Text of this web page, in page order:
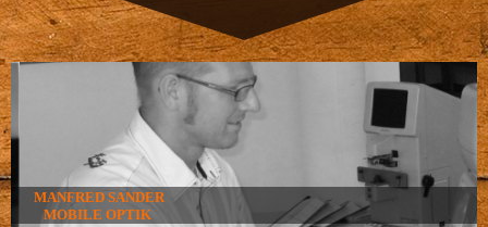
MANFRED SANDER
MOBILE OPTIK